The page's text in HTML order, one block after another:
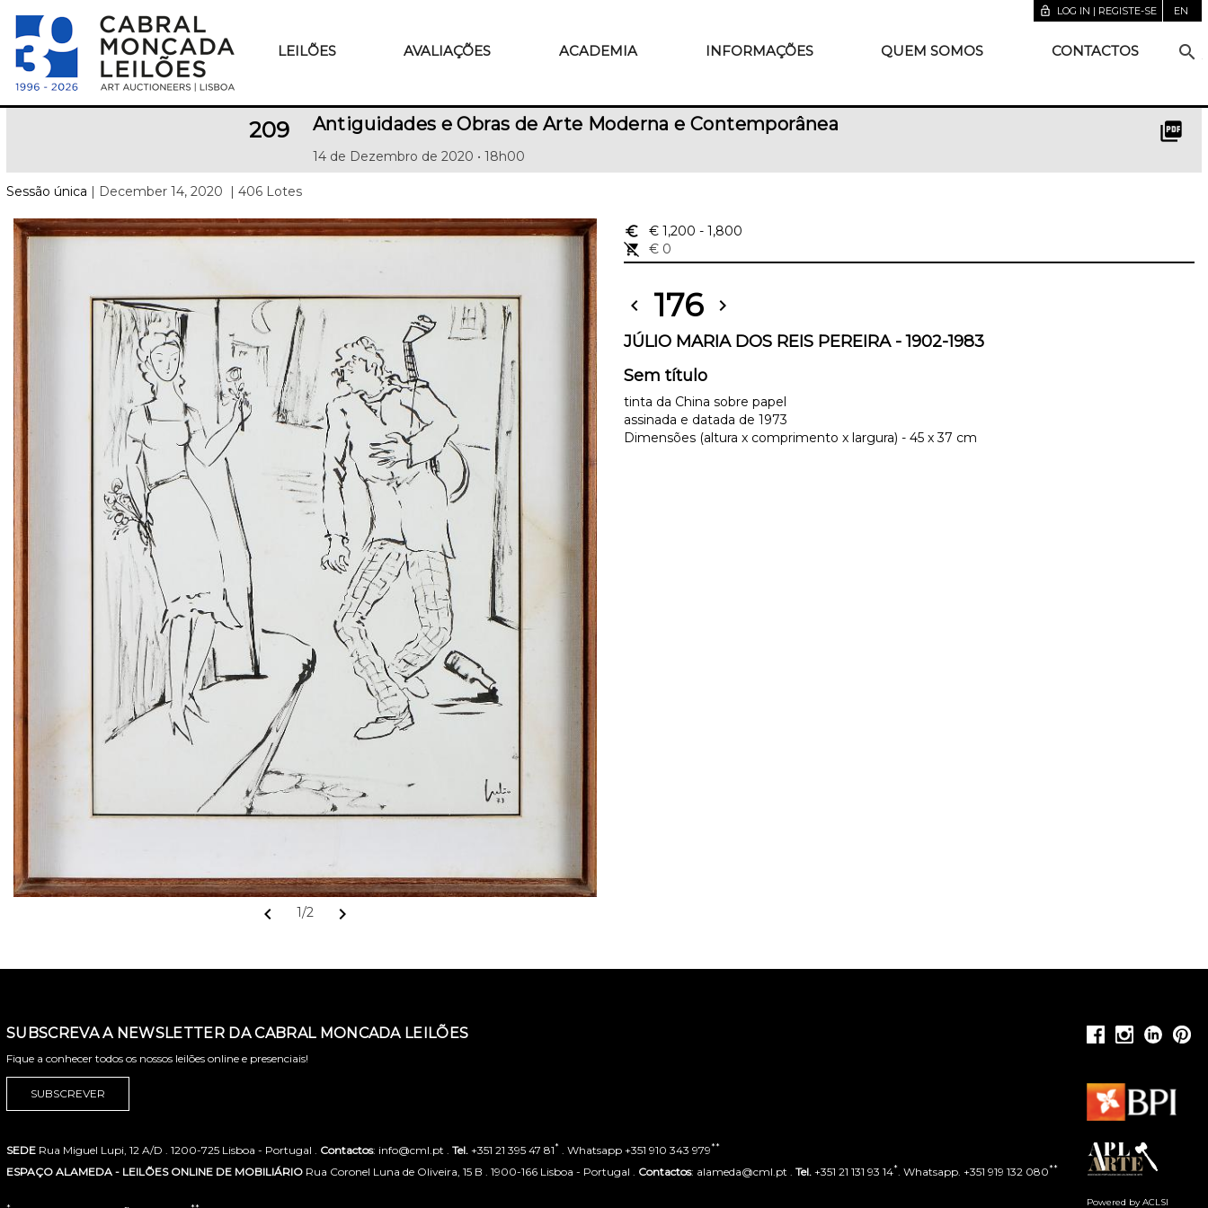
lock_open LOG IN | REGISTE-SE EN
LEILÕES AVALIAÇÕES ACADEMIA INFORMAÇÕES QUEM SOMOS CONTACTOS search
209 Antiguidades e Obras de Arte Moderna e Contemporânea
14 de Dezembro de 2020 • 18h00
picture_as_pdf
Sessão única | December 14, 2020 | 406 Lotes
chevron_left 1/2 chevron_right
euro_symbol € 1,200 - 1,800
remove_shopping_cart
€ 0
chevron_left 176 chevron_right
JÚLIO MARIA DOS REIS PEREIRA - 1902-1983
Sem título
tinta da China sobre papel
assinada e datada de 1973
Dimensões (altura x comprimento x largura) - 45 x 37 cm
SUBSCREVA A NEWSLETTER DA CABRAL MONCADA LEILÕES
Fique a conhecer todos os nossos leilões online e presenciais!
SUBSCREVER
SEDE Rua Miguel Lupi, 12 A/D . 1200-725 Lisboa - Portugal . Contactos: info@cml.pt . Tel. +351 21 395 47 81* . Whatsapp +351 910 343 979**
ESPAÇO ALAMEDA - LEILÕES ONLINE DE MOBILIÁRIO Rua Coronel Luna de Oliveira, 15 B . 1900-166 Lisboa - Portugal . Contactos: alameda@cml.pt . Tel. +351 21 131 93 14* . Whatsapp. +351 919 132 080**
Powered by ACLSI